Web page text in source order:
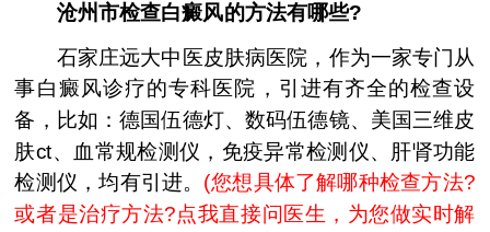
沧州市检查白癜风的方法有哪些?
石家庄远大中医皮肤病医院，作为一家专门从
事白癜风诊疗的专科医院，引进有齐全的检查设
备，比如：德国伍德灯、数码伍德镜、美国三维皮
肤ct、血常规检测仪，免疫异常检测仪、肝肾功能
检测仪，均有引进。 (您想具体了解哪种检查方法?
或者是治疗方法?点我直接问医生，为您做实时解